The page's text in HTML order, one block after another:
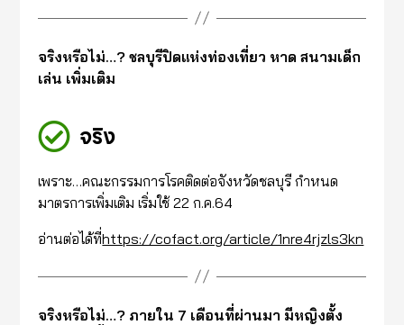
จริงหรือไม่…? ชลบุรีปิดแห่งท่องเที่ยว หาด สนามเด็ก
เล่น เพิ่มเติม
จริง
เพราะ…คณะกรรมการโรคติดต่อจังหวัดชลบุรี กำหนด
มาตรการเพิ่มเติม เริ่มใช้ 22 ก.ค.64
อ่านต่อได้ที่https://cofact.org/article/1nre4rjzls3kn
จริงหรือไม่…? ภายใน 7 เดือนที่ผ่านมา มีหญิงตั้ง